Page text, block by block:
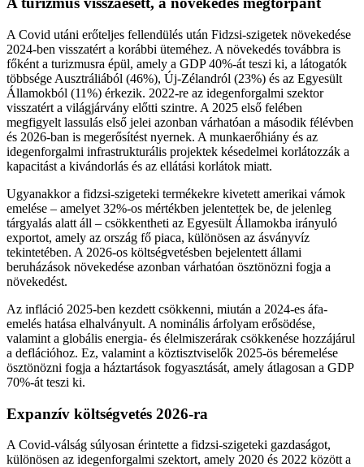
A Covid utáni erőteljes fellendülés után Fidzsi-szigetek növekedése
2024-ben visszatért a korábbi üteméhez. A növekedés továbbra is
főként a turizmusra épül, amely a GDP 40%-át teszi ki, a látogatók
többsége Ausztráliából (46%), Új-Zélandról (23%) és az Egyesült
Államokból (11%) érkezik. 2022-re az idegenforgalmi szektor
visszatért a világjárvány előtti szintre. A 2025 első felében
megfigyelt lassulás első jelei azonban várhatóan a második félévben
és 2026-ban is megerősítést nyernek. A munkaerőhiány és az
idegenforgalmi infrastrukturális projektek késedelmei korlátozzák a
kapacitást a kivándorlás és az ellátási korlátok miatt.
Ugyanakkor a fidzsi-szigeteki termékekre kivetett amerikai vámok
emelése – amelyet 32%-os mértékben jelentettek be, de jelenleg
tárgyalás alatt áll – csökkentheti az Egyesült Államokba irányuló
exportot, amely az ország fő piaca, különösen az ásványvíz
tekintetében. A 2026-os költségvetésben bejelentett állami
beruházások növekedése azonban várhatóan ösztönözni fogja a
növekedést.
Az infláció 2025-ben kezdett csökkenni, miután a 2024-es áfa-
emelés hatása elhalványult. A nominális árfolyam erősödése,
valamint a globális energia- és élelmiszerárak csökkenése hozzájárul
a deflációhoz. Ez, valamint a köztisztviselők 2025-ös béremelése
ösztönözni fogja a háztartások fogyasztását, amely átlagosan a GDP
70%-át teszi ki.
Expanzív költségvetés 2026-ra
A Covid-válság súlyosan érintette a fidzsi-szigeteki gazdaságot,
különösen az idegenforgalmi szektort, amely 2020 és 2022 között a